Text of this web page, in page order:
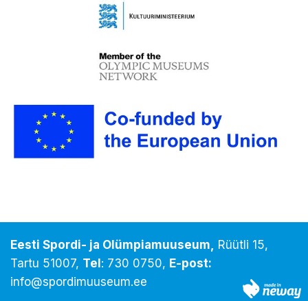
Eesti Spordi- ja Olümpiamuuseum, Rüütli 15,
Tartu 51007, Tel : 730 0750, E-post:
info@spordimuuseum.ee